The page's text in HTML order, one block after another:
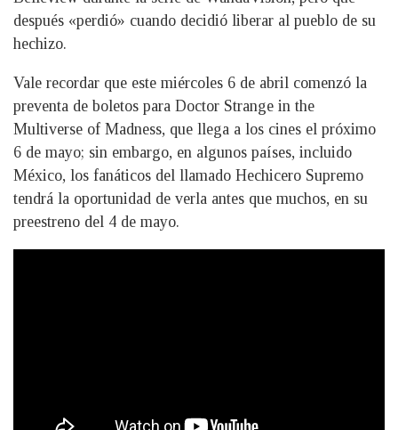
después «perdió» cuando decidió liberar al pueblo de su
hechizo.
Vale recordar que este miércoles 6 de abril comenzó la
preventa de boletos para Doctor Strange in the
Multiverse of Madness, que llega a los cines el próximo
6 de mayo; sin embargo, en algunos países, incluido
México, los fanáticos del llamado Hechicero Supremo
tendrá la oportunidad de verla antes que muchos, en su
preestreno del 4 de mayo.